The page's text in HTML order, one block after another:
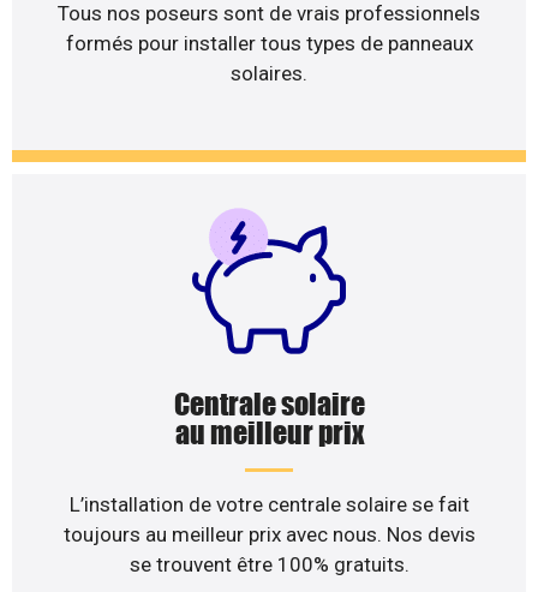
Tous nos poseurs sont de vrais professionnels
formés pour installer tous types de panneaux
solaires.
Centrale solaire
au meilleur prix
L’installation de votre centrale solaire se fait
toujours au meilleur prix avec nous. Nos devis
se trouvent être 100% gratuits.